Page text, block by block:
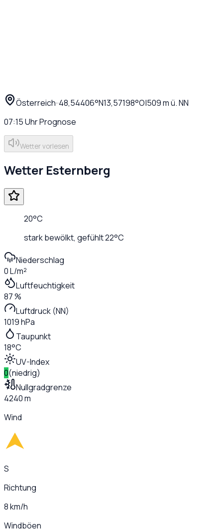
Österreich··48,54406°N13,57198°O|509m ü. NN
07:15UhrPrognose
Wetter vorlesen
Wetter Esternberg
20°C
stark bewölkt, gefühlt22°C
Niederschlag
0 L/m²
Luftfeuchtigkeit
87 %
Luftdruck (NN)
1019 hPa
Taupunkt
18°C
UV-Index
0(niedrig)
Nullgradgrenze
4240 m
Wind
S
Richtung
8 km/h
Windböen